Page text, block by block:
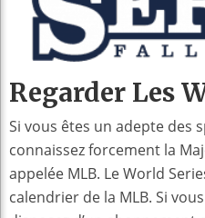
Regarder Les
Si vous êtes un adepte des
connaissez forcement la
appelée MLB. Le World
calendrier de la MLB. Si